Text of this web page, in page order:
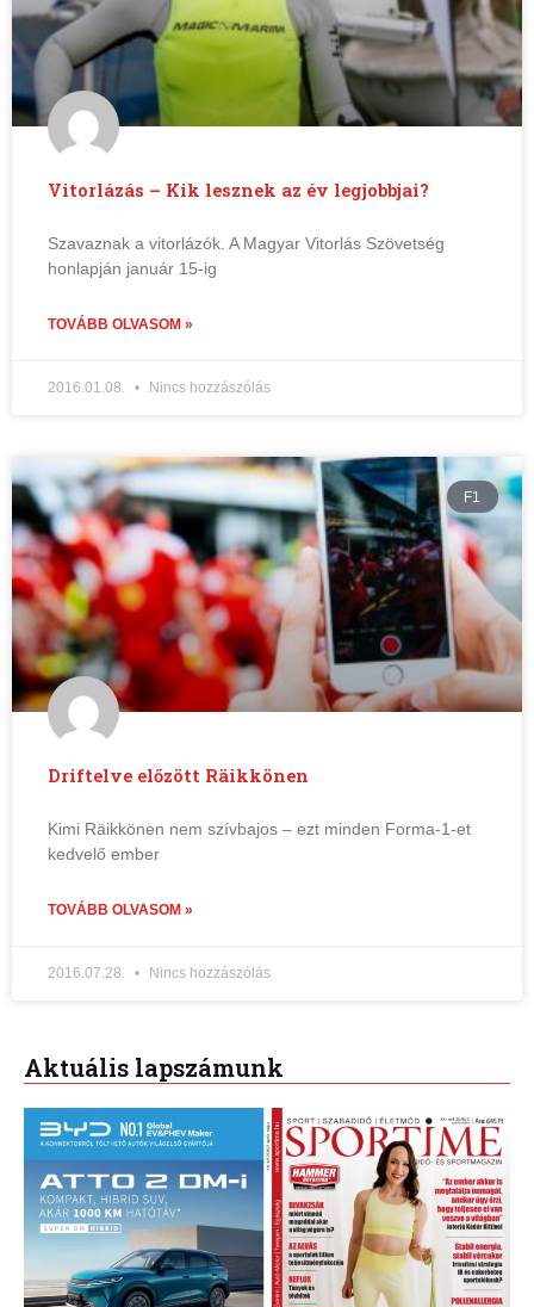
Vitorlázás – Kik lesznek az év legjobbjai?
Szavaznak a vitorlázók. A Magyar Vitorlás Szövetség
honlapján január 15-ig
TOVÁBB OLVASOM »
2016.01.08. Nincs hozzászólás
F1
Driftelve előzött Räikkönen
Kimi Räikkönen nem szívbajos – ezt minden Forma-1-et
kedvelő ember
TOVÁBB OLVASOM »
2016.07.28. Nincs hozzászólás
Aktuális lapszámunk